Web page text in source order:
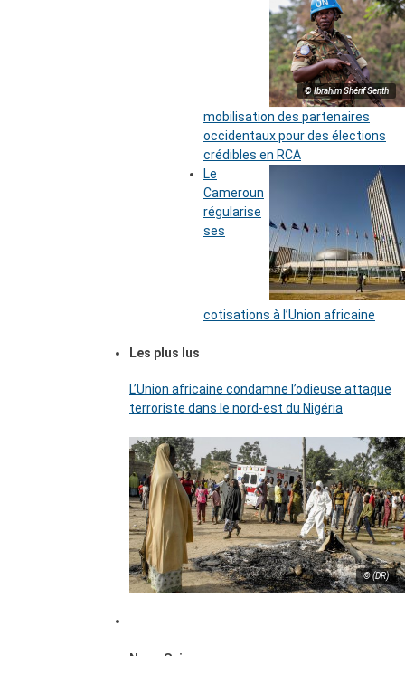
© Ibrahim Shérif Senth
mobilisation des partenaires
occidentaux pour des élections
crédibles en RCA
Le
Cameroun
régularise
ses
cotisations à l’Union africaine
Les plus lus
L’Union africaine condamne l’odieuse attaque
terroriste dans le nord-est du Nigéria
© (DR)
Nous Suivre